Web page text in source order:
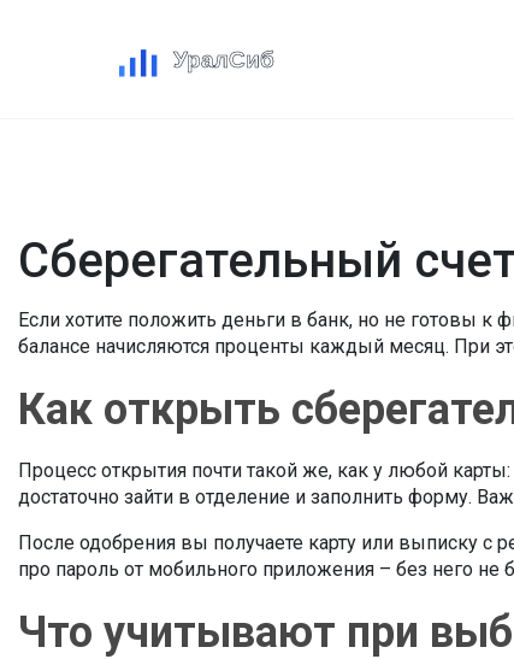
Сберегательный
Если хотите положить деньги в банк, но не готовы
балансе начисляются проценты каждый месяц. При
Как открыть
Процесс открытия почти такой же, как у любой
достаточно зайти в отделение и заполнить форму.
После одобрения вы получаете карту или выписку с
про пароль от мобильного приложения – без него не
Что учитывают при